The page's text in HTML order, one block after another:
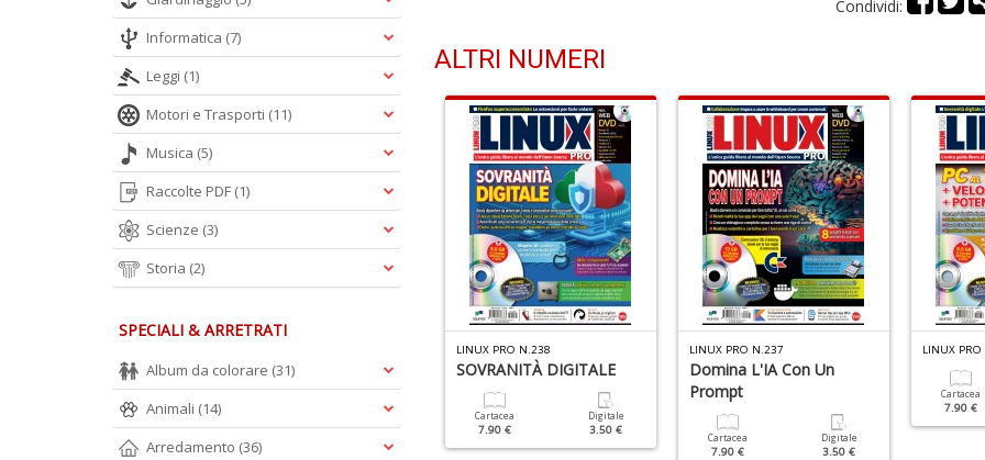
Condividi:
ALTRI NUMERI
Big Tech Con L'IA
Digitale
3.50 €
50 Trucchi Da Guru
7.90 €
Digitale
3.50 €
LINUX PRO N.238
SOVRANITÀ DIGITALE
Cartacea
7.90 €
Digitale
3.50 €
LINUX PRO N.237
Domina L'IA Con Un
Prompt
Cartacea
7.90 €
Digitale
3.50 €
LINUX
Cartacea
7.90 €
Informatica (7)
Leggi (1)
Motori e Trasporti (11)
Musica (5)
Raccolte PDF (1)
Scienze (3)
Storia (2)
SPECIALI & ARRETRATI
Album da colorare (31)
Animali (14)
Arredamento (36)